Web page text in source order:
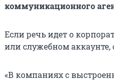
коммуникационного
Если речь идет о
или служебном аккаунте,
«В компаниях с